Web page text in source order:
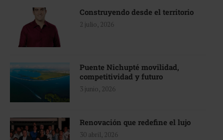
Construyendo desde el territorio
2 julio, 2026
Puente Nichupté movilidad,
competitividad y futuro
3 junio, 2026
Renovación que redefine el lujo
30 abril, 2026